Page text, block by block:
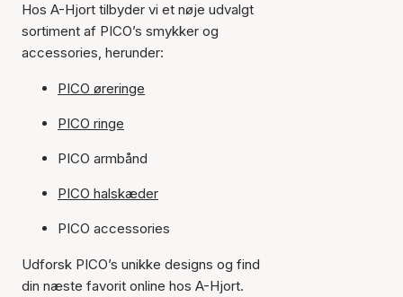
Hos A-Hjort tilbyder vi et nøje udvalgt
sortiment af PICO’s smykker og
accessories, herunder:
PICO øreringe
PICO ringe
PICO armbånd
PICO halskæder
PICO accessories
Udforsk PICO’s unikke designs og find
din næste favorit online hos A-Hjort.